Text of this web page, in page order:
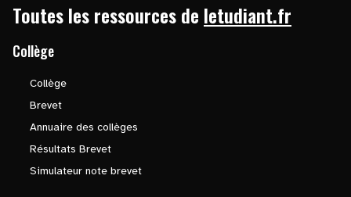
Toutes les ressources de letudiant.fr
Collège
Collège
Brevet
Annuaire des collèges
Résultats Brevet
Simulateur note brevet